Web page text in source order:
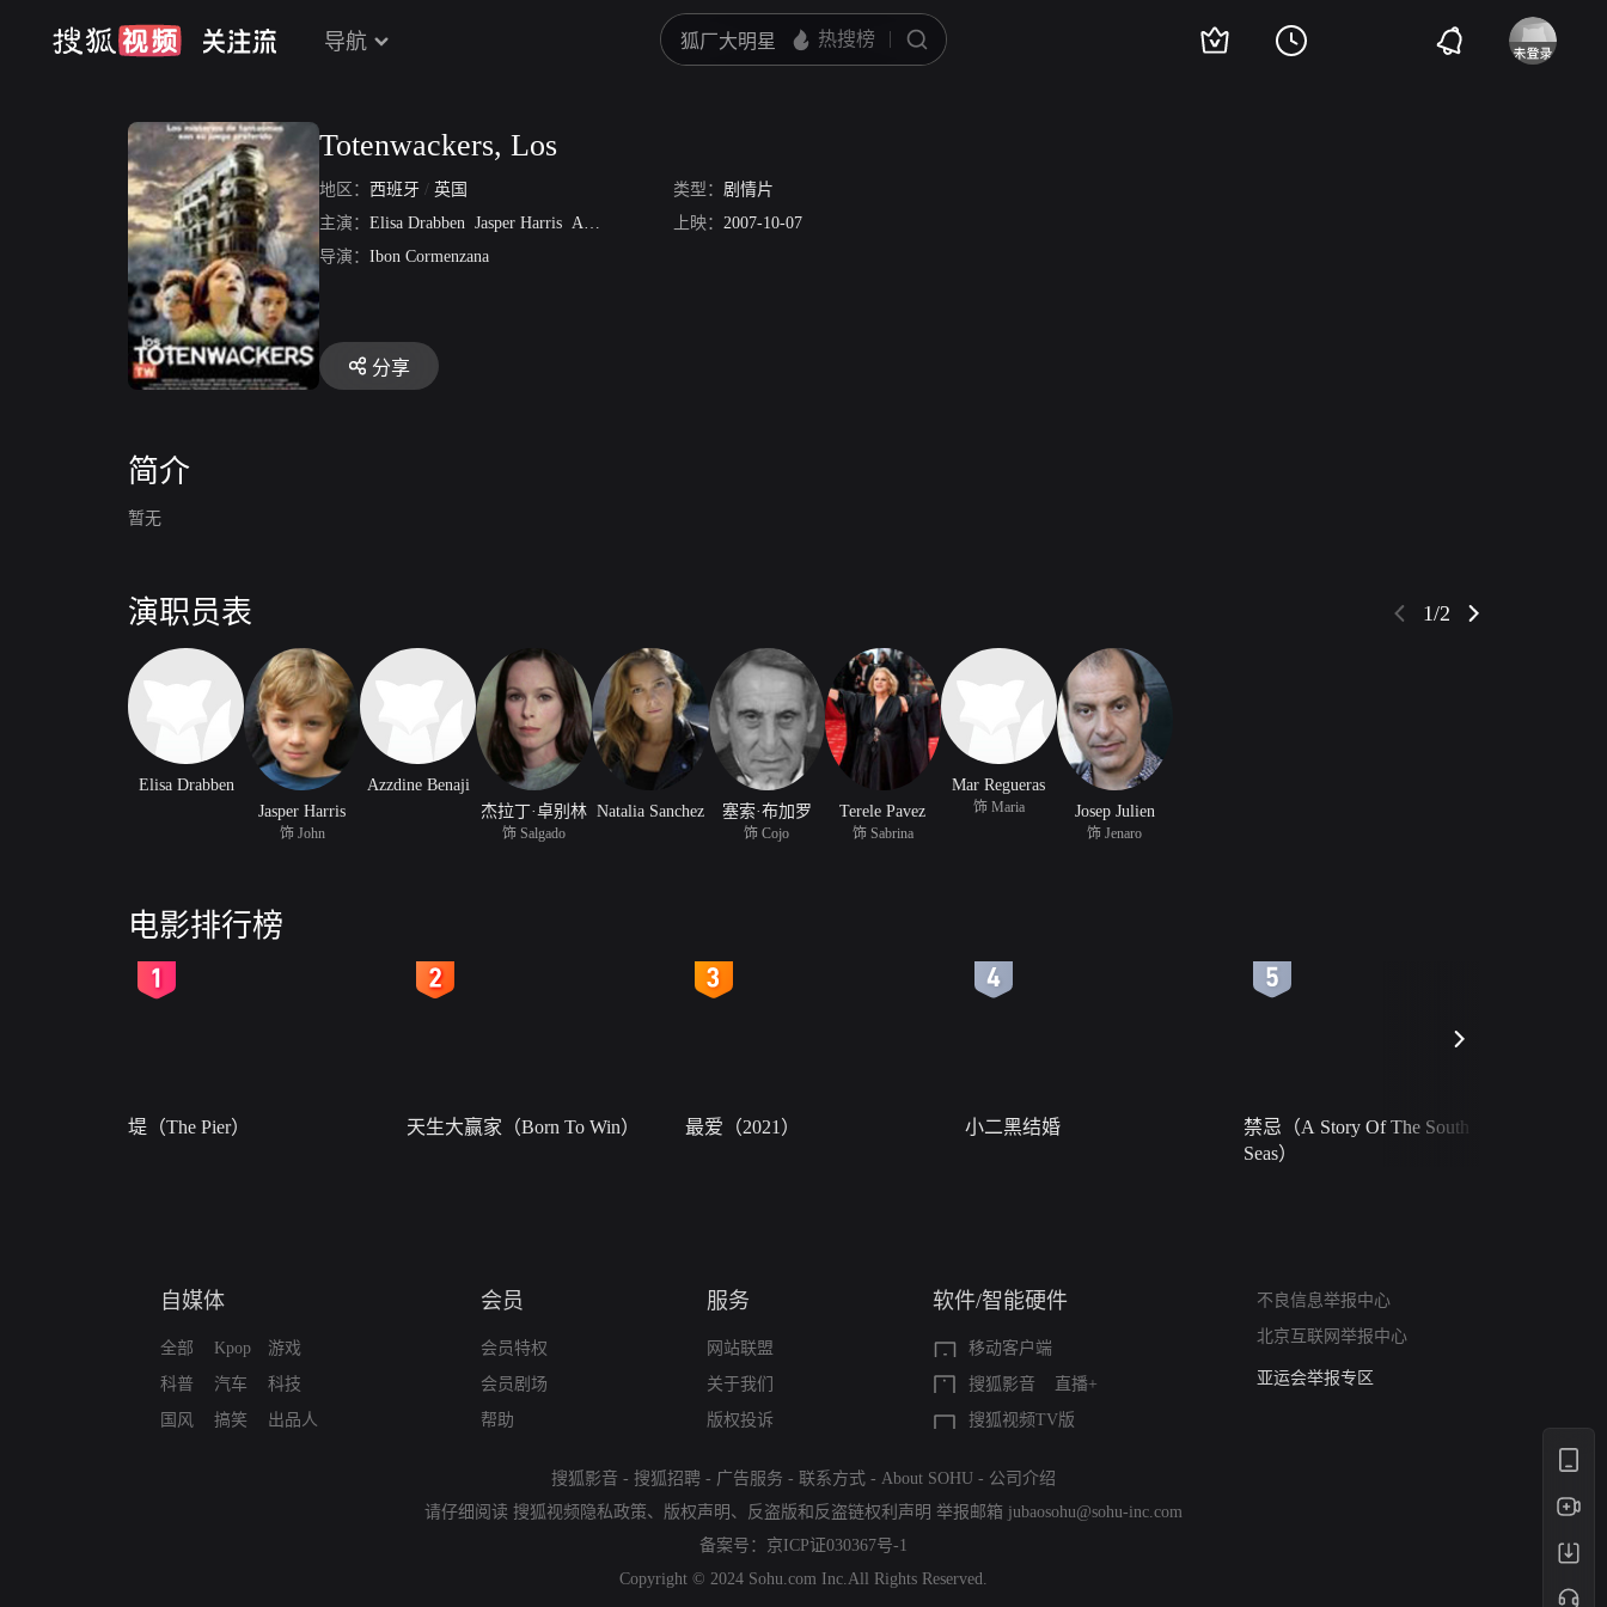
导航
Totenwackers, Los
地区： 西班牙 / 英国 类型： 剧情片
主演： Elisa Drabben Jasper Harris Azzdine Benaji 杰拉丁·卓别林 Natalia Sanchez
上映： 2007-10-07
导演： Ibon Cormenzana
分享
简介
暂无
演职员表 1/2
Elisa Drabben
Jasper Harris
饰 John
Azzdine Benaji
杰拉丁·卓别林
饰 Salgado
Natalia Sanchez 塞索·布加罗
饰 Cojo
Terele Pavez
饰 Sabrina
Mar Regueras
饰 Maria Josep Julien
饰 Jenaro
电影排行榜
堤（The Pier） 天生大赢家（Born To Win） 最爱（2021） 小二黑结婚
禁忌（A Story Of The South
Seas）
自媒体
全部
科普
国风
Kpop
汽车
搞笑
游戏
科技
出品人
会员
会员特权
会员剧场
帮助
服务
网站联盟
关于我们
版权投诉
软件/智能硬件
移动客户端
搜狐影音
直播+
搜狐视频TV版
不良信息举报中心
北京互联网举报中心
算法推荐专项举报
亚运会举报专区
搜狐影音 - 搜狐招聘 - 广告服务 - 联系方式 - About SOHU - 公司介绍
请仔细阅读 搜狐视频隐私政策、 版权声明 、 反盗版和反盗链权利声明 举报邮箱 jubaosohu@sohu-inc.com
备案号： 京ICP证030367号-1
Copyright © 2024 Sohu.com Inc.All Rights Reserved.